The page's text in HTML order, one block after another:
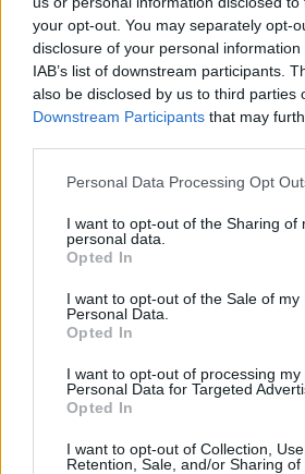
your opt-out. You may separately opt-
disclosure of your personal
IAB’s list of downstream participants.
also be disclosed by us to third parties
Downstream Participants that may
Please note that this website/app uses
not limited to your visit or usage
grant or deny consent to Google and
use your data for below specified
consent section.
Personal Data Processing Opt
I want to opt-out of the Sharing of
personal data.
Opted In
I want to opt-out of the Sale of my
Personal Data.
Opted In
I want to opt-out of processing my
Personal Data for Targeted
Opted In
I want to opt-out of Collection, Use,
Retention, Sale, and/or Sharing of
lehetőséget kapott a Formula
csapatánál, akikkel eddig 3
az eddig megrendezett 6
eredménye pedig egy 6. hely
A botrányhős nemrégiben a
Forma-1-ben szereplő
össze egy, azIndependent